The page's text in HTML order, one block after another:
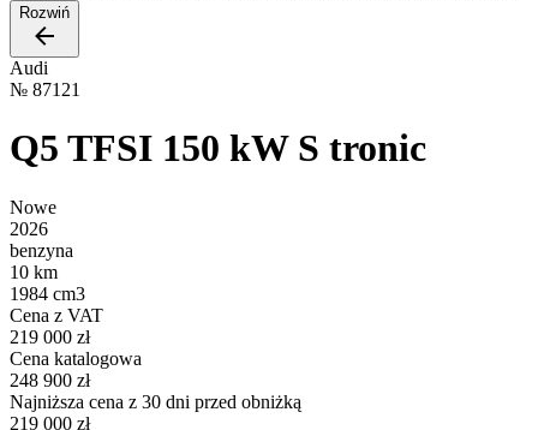
Rozwiń
Audi
№ 87121
Q5 TFSI 150 kW S tronic
Nowe
2026
benzyna
10 km
1984 cm3
Cena z VAT
219 000 zł
Cena katalogowa
248 900 zł
Najniższa cena z 30 dni przed obniżką
219 000 zł